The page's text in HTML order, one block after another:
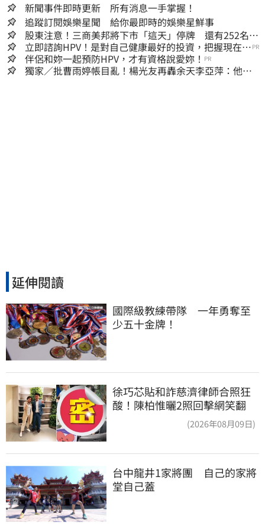
新聞事件即時更新 所有消息一手掌握！
追蹤訂閱娛樂星聞 給你最即時的娛樂星鮮事
股東注意！三商美邦將下市「這天」停牌 還有252名千
張大戶
立即諮詢HPV！是對自己健康最好的投資，把握現在不
嫌晚！
PR
伴侶和妳一起預防HPV，才有資格說愛妳！ PR
獨家／批曹雨婷帳目亂！楊光友再轟余天李亞萍：他們
延伸閱讀
國際級教練帶隊　一年勇奪至
少五十金牌！
徐巧芯貼和詐慈濟律師合照狂
酸！陳柏惟曬2照回擊網笑翻
(2026年08月09日)
台中龍井1家將團　自己的家將
堂自己蓋